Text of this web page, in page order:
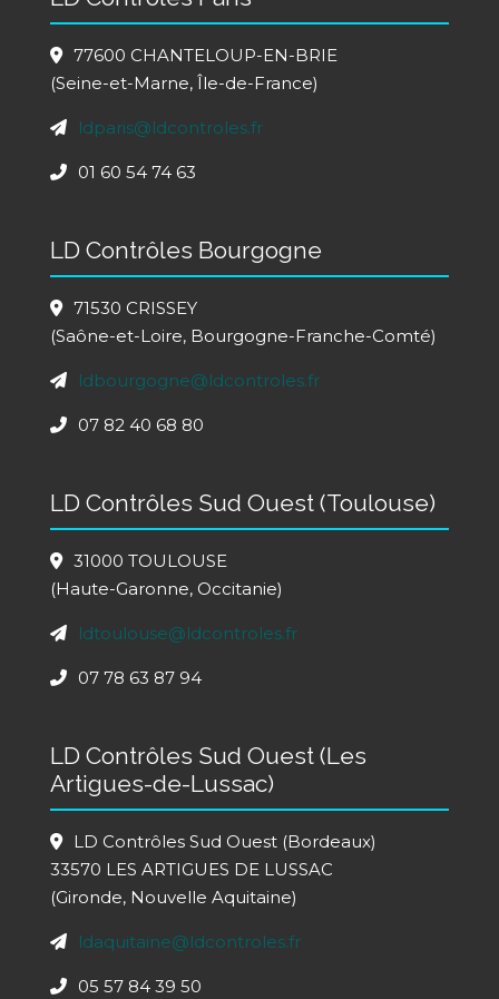
77600 CHANTELOUP-EN-BRIE
(Seine-et-Marne, Île-de-France)
ldparis@ldcontroles.fr
01 60 54 74 63
LD Contrôles Bourgogne
71530 CRISSEY
(Saône-et-Loire, Bourgogne-Franche-Comté)
ldbourgogne@ldcontroles.fr
07 82 40 68 80
LD Contrôles Sud Ouest (Toulouse)
31000 TOULOUSE
(Haute-Garonne, Occitanie)
ldtoulouse@ldcontroles.fr
07 78 63 87 94
LD Contrôles Sud Ouest (Les
Artigues-de-Lussac)
LD Contrôles Sud Ouest (Bordeaux)
33570 LES ARTIGUES DE LUSSAC
(Gironde, Nouvelle Aquitaine)
ldaquitaine@ldcontroles.fr
05 57 84 39 50